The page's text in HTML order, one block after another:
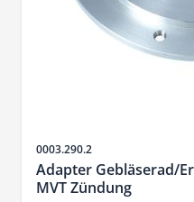
Artikelnr.
0003.290.2
Adapter Gebläserad/
MVT Zündung